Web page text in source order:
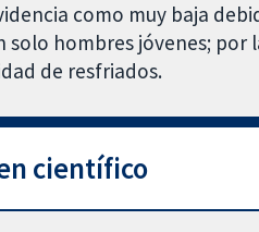
como muy baja
hombres jóvenes; por
de resfriados.
científico